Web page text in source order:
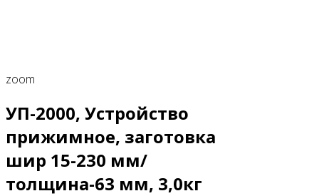
zoom
УП-2000, Устройство
прижимное, заготовка
шир 15-230 мм/
толщина-63 мм, 3,0кг